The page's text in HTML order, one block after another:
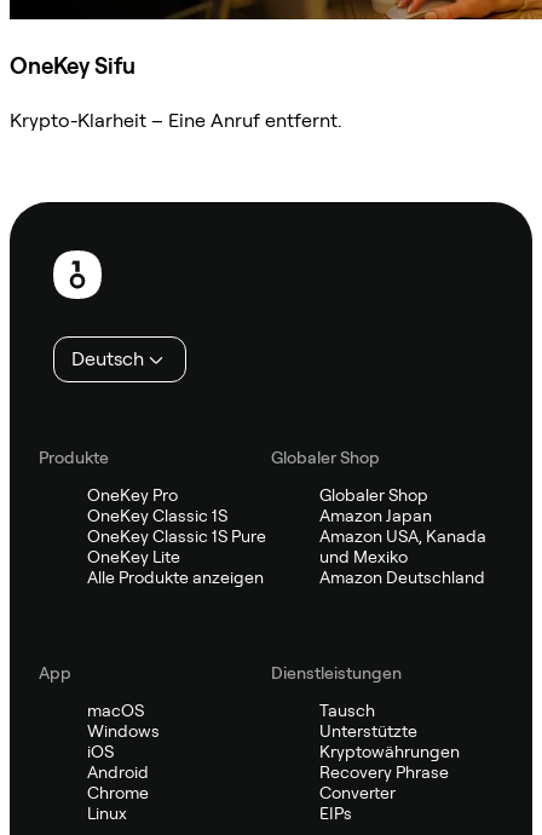
OneKey Sifu
Krypto-Klarheit – Eine Anruf entfernt.
Fußzeile
Deutsch
Produkte
OneKey Pro
OneKey Classic 1S
OneKey Classic 1S Pure
OneKey Lite
Alle Produkte anzeigen
Globaler Shop
Globaler Shop
Amazon Japan
Amazon USA, Kanada
und Mexiko
Amazon Deutschland
App
macOS
Windows
iOS
Android
Chrome
Linux
Dienstleistungen
Tausch
Unterstützte
Kryptowährungen
Recovery Phrase
Converter
EIPs